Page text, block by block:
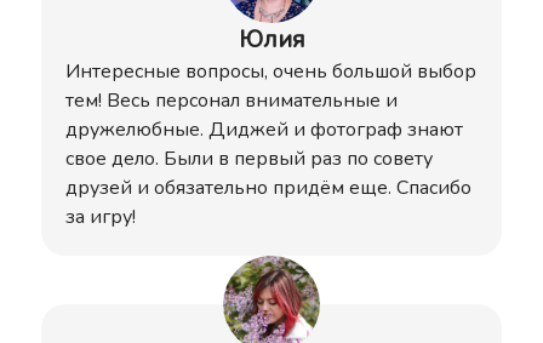
Юлия
Интересные вопросы, очень большой выбор
тем! Весь персонал внимательные и
дружелюбные. Диджей и фотограф знают
свое дело. Были в первый раз по совету
друзей и обязательно придём еще. Спасибо
за игру!